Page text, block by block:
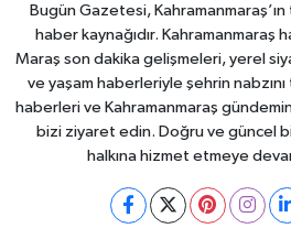
Bugün Gazetesi, Kahramanmaraş’ın
haber kaynağıdır. Kahramanmaraş
Maraş son dakika gelişmeleri, yerel
ve yaşam haberleriyle şehrin
haberleri ve Kahramanmaraş
bizi ziyaret edin. Doğru ve güncel
halkına hizmet etmeye